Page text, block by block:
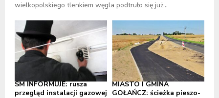
wielkopolskiego tlenkiem węgla podtruło się już...
SM INFORMUJE: rusza
przegląd instalacji gazowej
MIASTO I GMINA
GOŁAŃCZ: ścieżka pieszo-